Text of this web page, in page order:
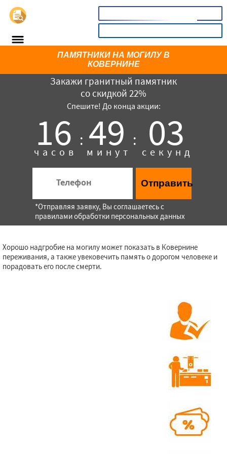
Закажи гранитный памятник
со скидкой 22%
Спешите! До конца акции:
16 :
часов 49 :
минут 03
секунд
Отправить
*Отправляя заявку, Вы соглашаетесь с
правилами обработки персональных данных
ПАМЯТНИКИ НА МОГИЛУ В
КОВЕРНИНЕ
Хорошо надгробие на могилу может показать в Ковернине
переживания, а также увековечить память о дорогом человеке и
порадовать его после смерти.
×
Даю согласие на обработку персональных данных